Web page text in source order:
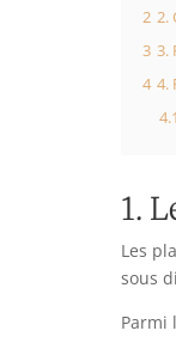
2 2.
3 3.
4 4.
4.1
1.
Les
sous
Parmi